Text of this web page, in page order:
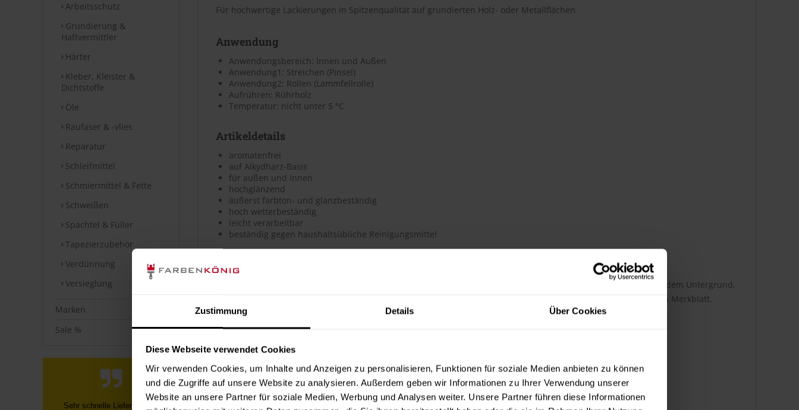
Zustimmung Details Über Cookies
Diese Webseite verwendet Cookies
Wir verwenden Cookies, um Inhalte und Anzeigen zu personalisieren, Funktionen für soziale Medien anbieten zu können
und die Zugriffe auf unsere Website zu analysieren. Außerdem geben wir Informationen zu Ihrer Verwendung unserer
Website an unsere Partner für soziale Medien, Werbung und Analysen weiter. Unsere Partner führen diese Informationen
Arbeitsschutz
Grundierung &
Haftvermittler
Härter
Kleber, Kleister &
Dichtstoffe
Öle
Raufaser & -vlies
Reparatur
Schleifmittel
Schmiermittel & Fette
Schweißen
Spachtel & Füller
Tapezierzubehör
Verdünnung
Versieglung
Marken
Sale %
Alles gut Schnelle Lieferung
Für hochwertige Lackierungen in Spitzenqualität auf grundierten Holz- oder Metallflächen
Anwendung
Anwendungsbereich: Innen und Außen
Anwendung1: Streichen (Pinsel)
Anwendung2: Rollen (Lammfellrolle)
Aufrühren: Rührholz
Temperatur: nicht unter 5 °C
Artikeldetails
aromatenfrei
auf Alkydharz-Basis
für außen und innen
hochglänzend
äußerst farbton- und glanzbeständig
hoch wetterbeständig
leicht verarbeitbar
beständig gegen haushaltsübliche Reinigungsmittel
Verbrauch
Die Reichweite beträgt laut Hersteller ca. 11 m²/Liter. Der Verbrauch ist dabei abhängig von der Auftragsart und dem Untergrund.
Bei diesen Verbrauchszahlen handelt es sich um Richtwerte. Weitere Infos entnehmen Sie bitte dem technischen Merkblatt.
Datenblätter & Dokumente
Sicherheitsdatenblätter
⤓Sicherheitsdatenblatt (PDF)